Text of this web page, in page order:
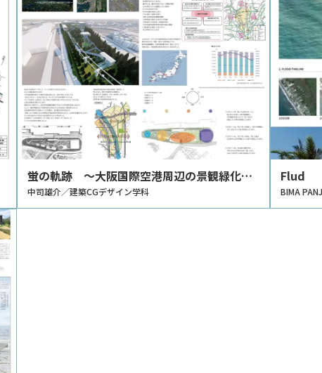
蛍の軌跡 ～大阪国際空港周辺の景観緑化計
画～
中司雄介／建築CGデザイン学科
Flud
BIMA